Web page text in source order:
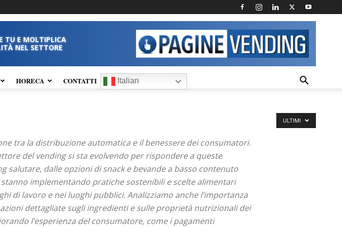
TU E MOLTIPLICA
NEL SETTORE
HORECA CONTATTI Italian
tra la distribuzione automatica e il benessere dei consumatori.
del vending si sta evolvendo per rispondere a queste
dalle opzioni di snack e bevande a basso contenuto
implementando pratiche sostenibili e scelte alimentari
di lavoro e nei luoghi pubblici. Analizziamo anche l’importanza
dettagliate sugli ingredienti e sulle proprietà nutrizionali dei
l’esperienza del consumatore, come i pagamenti
ULTIMI